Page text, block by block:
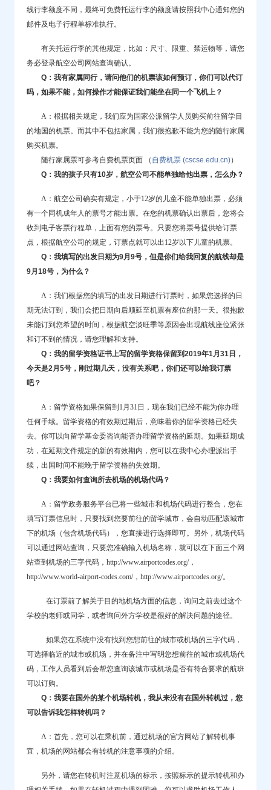
线行李额度不同，最终可免费托运行李的额度请按照我中心通知您的
邮件及电子行程单标准执行。
有关托运行李的其他规定，比如：尺寸、限重、禁运物等，请您
务必登录航空公司网站查询确认。
Q：我有家属同行，请问他们的机票该如何预订，你们可以代订
吗，如果不能，如何操作才能保证我们能坐在同一个飞机上？
A：根据相关规定，我们应为国家公派留学人员购买前往留学目
的地国的机票。而其中不包括家属，我们很抱歉不能为您的随行家属
购买机票。
随行家属票可参考自费机票页面 （ 自费机票 (cscse.edu.cn)）
Q：我的孩子只有10岁，航空公司不能单独给他出票，怎么办？
A：航空公司确实有规定，小于12岁的儿童不能单独出票，必须
有一个同机成年人的票号才能出票。在您的机票确认出票后，您将会
收到电子客票行程单，上面有您的票号。只要您将票号提供给订票
点，根据航空公司的规定，订票点就可以出12岁以下儿童的机票。
Q：我填写的出发日期为9月9号，但是你们给我回复的航线却是
9月18号，为什么？
A：我们根据您的填写的出发日期进行订票时，如果您选择的日
期无法订到，我们会把日期向后顺延至机票有座位的那一天。很抱歉
未能订到您希望的时间，根据航空淡旺季等原因会出现航线座位紧张
和订不到的情况，请您理解和支持。
Q：我的留学资格证书上写的留学资格保留到2019年1月31日，
今天是2月5号，刚过期几天，没有关系吧，你们还可以给我订票
吧？
A：留学资格如果保留到1月31日，现在我们已经不能为你办理
任何手续。留学资格的有效期过期后，意味着你的留学资格已经失
去。你可以向留学基金委咨询能否办理留学资格的延期。如果延期成
功，在延期文件规定的新的有效期内，您可以在我中心办理派出手
续，出国时间不能晚于留学资格的失效期。
Q：我要如何查询所去机场的机场代码？
A：留学政务服务平台已将一些城市和机场代码进行整合，您在
填写订票信息时，只要找到您要前往的留学城市，会自动匹配该城市
下的机场（包含机场代码），您直接进行选择即可。另外，机场代码
可以通过网站查询，只要您准确输入机场名称，就可以在下面三个网
站查到机场的三字代码，http://www.airportcodes.org/，
http://www.world-airport-codes.com/，http://www.airportcodes.org/。
在订票前了解关于目的地机场方面的信息，询问之前去过这个
学校的老师或同学，或者询问外方学校是很好的解决问题的途径。
如果您在系统中没有找到您想前往的城市或机场的三字代码，
可选择临近的城市或机场，并在备注中写明您想前往的城市或机场代
码，工作人员看到后会帮您查询该城市或机场是否有符合要求的航班
可以订购。
Q：我要在国外的某个机场转机，我从来没有在国外转机过，您
可以告诉我怎样转机吗？
A：首先，您可以在乘机前，通过机场的官方网站了解转机事
宜，机场的网站都会有转机的注意事项的介绍。
另外，请您在转机时注意机场的标示，按照标示的提示转机和办